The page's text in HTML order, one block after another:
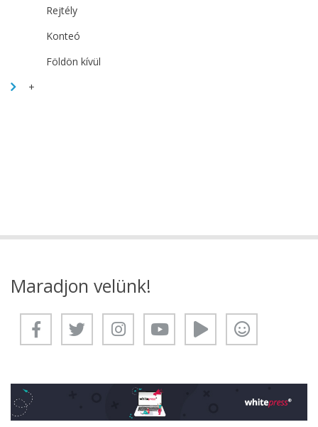
Rejtély
Konteó
Földön kívül
+
Maradjon velünk!